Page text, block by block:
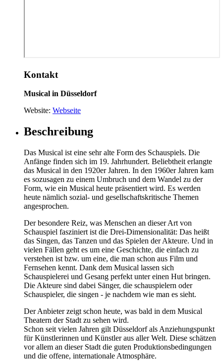
Kontakt
Musical in Düsseldorf
Website: Webseite
Beschreibung
Das Musical ist eine sehr alte Form des Schauspiels. Die
Anfänge finden sich im 19. Jahrhundert. Beliebtheit erlangte
das Musical in den 1920er Jahren. In den 1960er Jahren kam
es sozusagen zu einem Umbruch und dem Wandel zu der
Form, wie ein Musical heute präsentiert wird. Es werden
heute nämlich sozial- und gesellschaftskritische Themen
angesprochen.
Der besondere Reiz, was Menschen an dieser Art von
Schauspiel fasziniert ist die Drei-Dimensionalität: Das heißt
das Singen, das Tanzen und das Spielen der Akteure. Und in
vielen Fällen geht es um eine Geschichte, die einfach zu
verstehen ist bzw. um eine, die man schon aus Film und
Fernsehen kennt. Dank dem Musical lassen sich
Schauspielerei und Gesang perfekt unter einen Hut bringen.
Die Akteure sind dabei Sänger, die schauspielern oder
Schauspieler, die singen - je nachdem wie man es sieht.
Der Anbieter zeigt schon heute, was bald in dem Musical
Theatern der Stadt zu sehen wird.
Schon seit vielen Jahren gilt Düsseldorf als Anziehungspunkt
für Künstlerinnen und Künstler aus aller Welt. Diese schätzen
vor allem an dieser Stadt die guten Produktionsbedingungen
und die offene, internationale Atmosphäre.